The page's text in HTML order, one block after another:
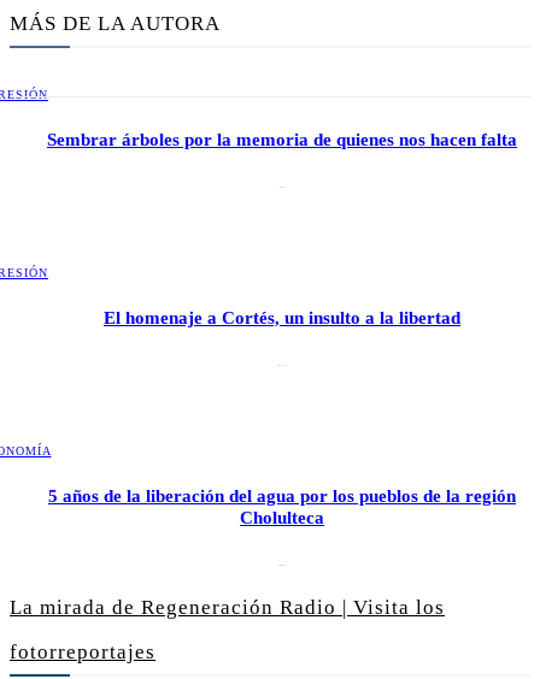
MÁS DE LA AUTORA
Sembrar árboles por la memoria de quienes nos hacen falta
El homenaje a Cortés, un insulto a la libertad
5 años de la liberación del agua por los pueblos de la región
Cholulteca
La mirada de Regeneración Radio | Visita los
fotorreportajes